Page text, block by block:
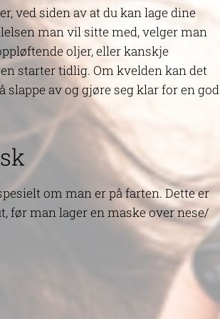
ved siden av at du kan lage dine
man vil sitte med, velger man
oljer, eller kanskje
starter tidlig. Om kvelden kan det
av og gjøre seg klar for en god
om man er på farten. Dette er
før man lager en maske over nese/